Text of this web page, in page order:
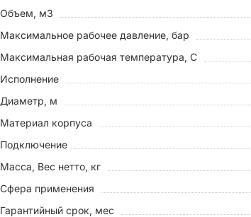
Объем, м3
Максимальное рабочее давление, бар
Максимальная рабочая температура, С
Исполнение
Диаметр, м
Материал корпуса
Подключение
Масса, Вес нетто, кг
Сфера применения
Гарантийный срок, мес